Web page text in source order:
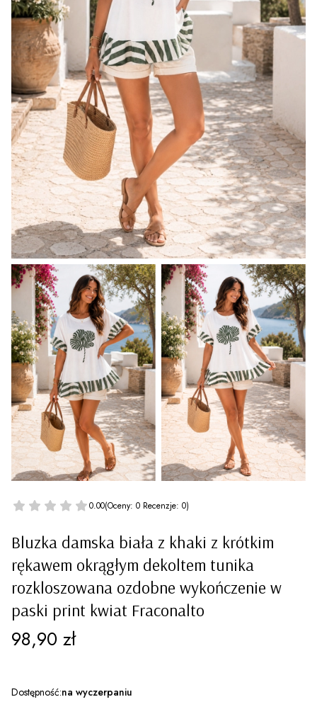
0.00(Oceny: 0 Recenzje: 0)
Bluzka damska biała z khaki z krótkim
rękawem okrągłym dekoltem tunika
rozkloszowana ozdobne wykończenie w
paski print kwiat Fraconalto
Cena
98,90 zł
Dostępność:na wyczerpaniu